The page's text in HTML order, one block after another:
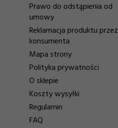
Prawo do odstąpienia od
umowy
Reklamacja produktu przez
konsumenta
Mapa strony
Polityka prywatności
O sklepie
Koszty wysyłki
Regulamin
FAQ